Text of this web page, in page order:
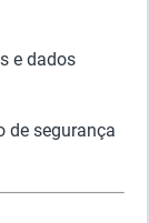
e dados
de segurança